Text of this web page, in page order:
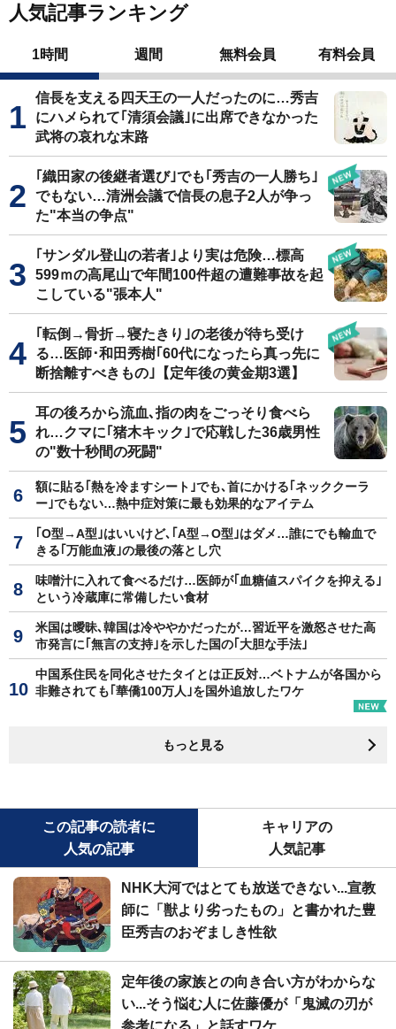
人気記事ランキング
1時間 週間 無料会員 有料会員
信長を支える四天王の一人だったのに…秀吉
にハメられて｢清須会議｣に出席できなかった
武将の哀れな末路
｢織田家の後継者選び｣でも｢秀吉の一人勝ち｣
でもない…清洲会議で信長の息子2人が争っ
た"本当の争点"
｢サンダル登山の若者｣より実は危険…標高
599ｍの高尾山で年間100件超の遭難事故を起
こしている"張本人"
｢転倒→骨折→寝たきり｣の老後が待ち受け
る…医師･和田秀樹｢60代になったら真っ先に
断捨離すべきもの｣【定年後の黄金期3選】
耳の後ろから流血､指の肉をごっそり食べら
れ…クマに｢猪木キック｣で応戦した36歳男性
の"数十秒間の死闘"
額に貼る｢熱を冷ますシート｣でも､首にかける｢ネッククーラ
ー｣でもない…熱中症対策に最も効果的なアイテム
｢O型→A型｣はいいけど､｢A型→O型｣はダメ…誰にでも輸血で
きる｢万能血液｣の最後の落とし穴
味噌汁に入れて食べるだけ…医師が｢血糖値スパイクを抑える｣
という冷蔵庫に常備したい食材
米国は曖昧､韓国は冷ややかだったが…習近平を激怒させた高
市発言に｢無言の支持｣を示した国の｢大胆な手法｣
中国系住民を同化させたタイとは正反対…ベトナムが各国から
非難されても｢華僑100万人｣を国外追放したワケ
もっと見る
この記事の読者に
人気の記事
キャリアの
人気記事
NHK大河ではとても放送できない...宣教
師に「獣より劣ったもの」と書かれた豊
臣秀吉のおぞましき性欲
定年後の家族との向き合い方がわからな
い...そう悩む人に佐藤優が「鬼滅の刃が
参考になる」と話すワケ